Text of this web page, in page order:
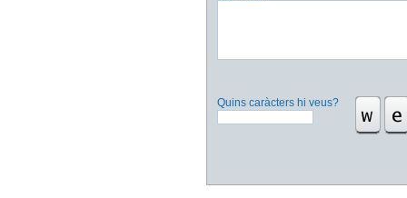
Quins caràcters hi veus?